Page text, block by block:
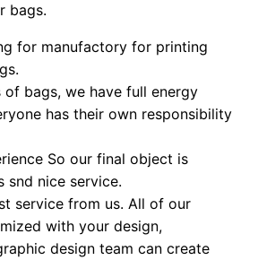
bags.
for manufactory for printing
of bags, we have full energy
has their own responsibility
So our final object is
snd nice service.
service from us. All of our
with your design,
design team can create